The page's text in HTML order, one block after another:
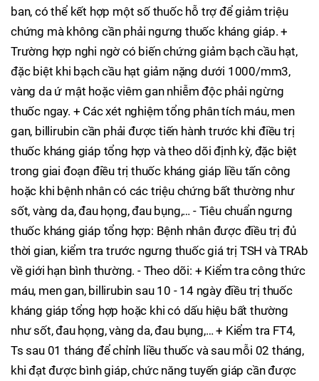
ban, có thể kết hợp một số thuốc hỗ trợ để giảm triệu
chứng mà không cần phải ngưng thuốc kháng giáp. +
Trường hợp nghi ngờ có biến chứng giảm bạch cầu hạt,
đặc biệt khi bạch cầu hạt giảm nặng dưới 1000/mm3,
vàng da ứ mật hoặc viêm gan nhiễm độc phải ngừng
thuốc ngay. + Các xét nghiệm tổng phân tích máu, men
gan, billirubin cần phải được tiến hành trước khi điều trị
thuốc kháng giáp tổng hợp và theo dõi định kỳ, đặc biệt
trong giai đoạn điều trị thuốc kháng giáp liều tấn công
hoặc khi bệnh nhân có các triệu chứng bất thường như
sốt, vàng da, đau họng, đau bụng,… - Tiêu chuẩn ngưng
thuốc kháng giáp tổng hợp: Bệnh nhân được điều trị đủ
thời gian, kiểm tra trước ngưng thuốc giá trị TSH và TRAb
về giới hạn bình thường. - Theo dõi: + Kiểm tra công thức
máu, men gan, billirubin sau 10 - 14 ngày điều trị thuốc
kháng giáp tổng hợp hoặc khi có dấu hiệu bất thường
như sốt, đau họng, vàng da, đau bụng,… + Kiểm tra FT4,
Ts sau 01 tháng để chỉnh liều thuốc và sau mỗi 02 tháng,
khi đạt được bình giáp, chức năng tuyến giáp cần được